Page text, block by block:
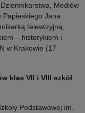
Mediów
Papieskiego Jana
telewizyjną,
– historykiem i
w Krakowie (17
klas VII i VIII szkół
Podstawowej im.